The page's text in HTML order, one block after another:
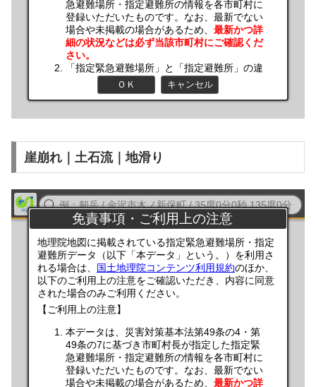
崖崩れ｜土石流｜地滑り